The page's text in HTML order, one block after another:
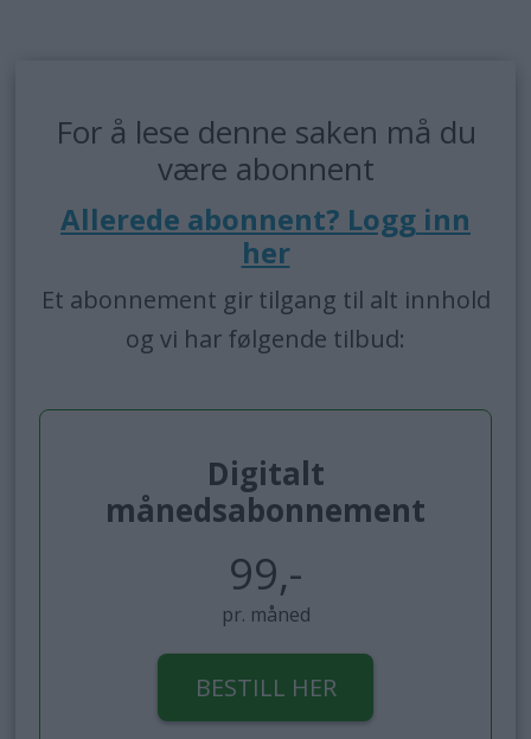
For å lese denne saken må du
være abonnent
Allerede abonnent? Logg inn
her
Et abonnement gir tilgang til alt innhold
og vi har følgende tilbud:
Digitalt
månedsabonnement
99,-
pr. måned
BESTILL HER